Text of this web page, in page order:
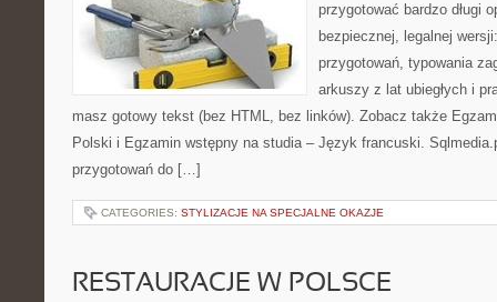
przygotować bardzo długi
bezpiecznej, legalnej
przygotowań, typowania
arkuszy z lat ubiegłych i
masz gotowy tekst (bez HTML, bez linków). Zobacz także
Polski i Egzamin wstępny na studia – Język francuski.
przygotowań do […]
CATEGORIES: STYLIZACJE NA SPECJALNE OKAZJE
RESTAURACJE W POLSCE